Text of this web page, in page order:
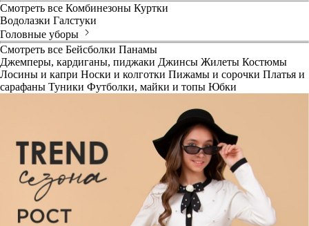
Смотреть все Комбинезоны Куртки
Водолазки Галстуки
Головные уборы
Смотреть все Бейсболки Панамы
Джемперы, кардиганы, пиджаки Джинсы Жилеты Костюмы
Лосины и капри Носки и колготки Пижамы и сорочки Платья и
сарафаны Туники Футболки, майки и топы Юбки